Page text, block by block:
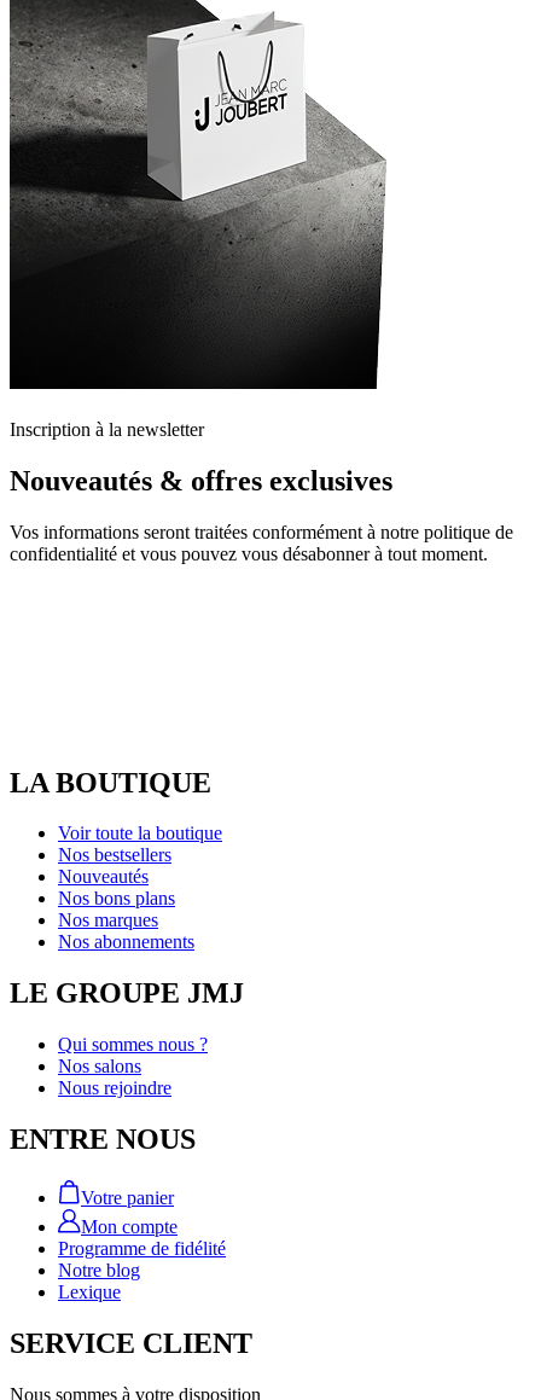
Inscription à la newsletter
Nouveautés & offres exclusives
Vos informations seront traitées conformément à notre politique de
confidentialité et vous pouvez vous désabonner à tout moment.
LA BOUTIQUE
Voir toute la boutique
Nos bestsellers
Nouveautés
Nos bons plans
Nos marques
Nos abonnements
LE GROUPE JMJ
Qui sommes nous ?
Nos salons
Nous rejoindre
ENTRE NOUS
Votre panier
Mon compte
Programme de fidélité
Notre blog
Lexique
SERVICE CLIENT
Nous sommes à votre disposition